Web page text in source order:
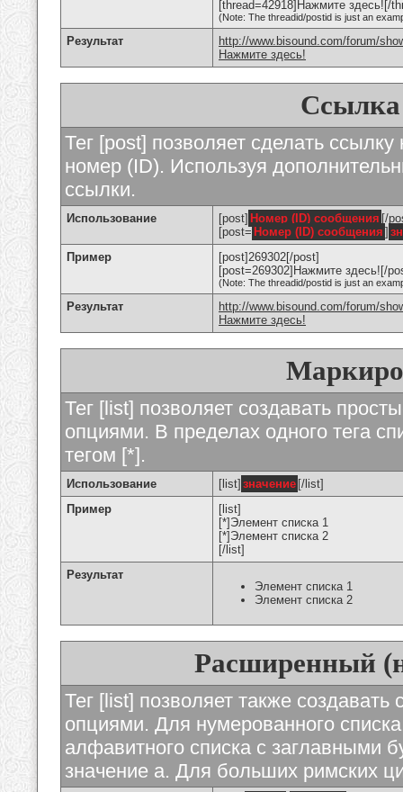
[thread=42918]Нажмите здесь![/
(Note: The threadid/postid is just an
Результат
http://www.bisound.com/forum/
Нажмите здесь!
Ссылка
Тег [post] позволяет сделать
номер (ID). Используя
ссылки.
Использование [post] Номер (ID) сообщения [/
[post= Номер (ID) сообщения ]
Пример
[post]269302[/post]
[post=269302]Нажмите здесь![/
(Note: The threadid/postid is just an
Результат
http://www.bisound.com/forum/
Нажмите здесь!
Тег [list] позволяет создавать
опциями. В пределах одного тега
тегом [*].
Использование [list] значение [/list]
Пример
[list]
[*]Элемент списка 1
[*]Элемент списка 2
[/list]
Результат
Элемент списка 1
Элемент списка 2
Расширенный
Тег [list] позволяет также
опциями. Для нумерованного
алфавитного списка с заглавными
значение а. Для больших римских